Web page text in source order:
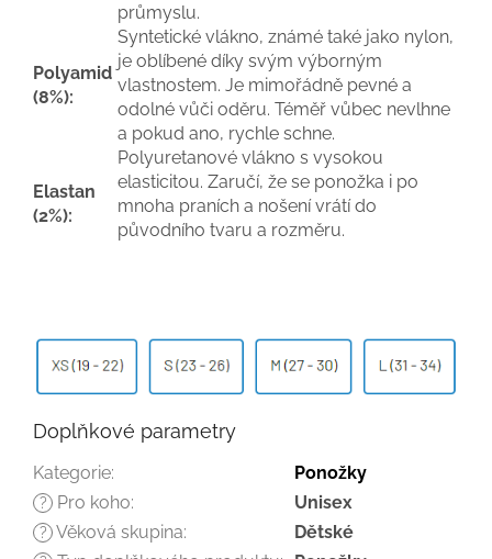
průmyslu.
Polyamid
(8%):
Syntetické vlákno, známé také jako nylon,
je oblíbené díky svým výborným
vlastnostem. Je mimořádně pevné a
odolné vůči oděru. Téměř vůbec nevlhne
a pokud ano, rychle schne.
Elastan
(2%):
Polyuretanové vlákno s vysokou
elasticitou. Zaručí, že se ponožka i po
mnoha praních a nošení vrátí do
původního tvaru a rozměru.
Doplňkové parametry
Kategorie: Ponožky
? Pro koho: Unisex
? Věková skupina: Dětské